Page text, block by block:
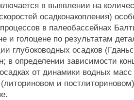
в выявлении на
осадконакопления)
в палеобассейнах
и голоцене по результатам
глубоководных осадков
в определении зависимости
от динамики водных
и